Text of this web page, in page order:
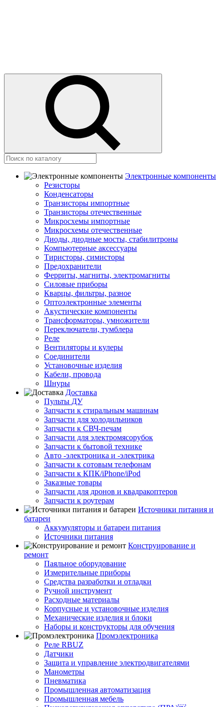
Электронные компоненты
Резисторы
Конденсаторы
Транзисторы импортные
Транзисторы отечественные
Микросхемы импортные
Микросхемы отечественные
Диоды, диодные мосты, стабилитроны
Компьютерные аксессуары
Тиристоры, симисторы
Предохранители
Ферриты, магниты, электромагниты
Силовые приборы
Кварцы, фильтры, разное
Оптоэлектронные элементы
Акустические компоненты
Трансформаторы, умножители
Переключатели, тумблера
Реле
Вентиляторы и кулеры
Соединители
Установочные изделия
Кабели, провода
Шнуры
Доставка
Пульты ДУ
Запчасти к стиральным машинам
Запчасти для холодильников
Запчасти к СВЧ-печам
Запчасти для электромясорубок
Запчасти к бытовой технике
Авто -электроника и -электрика
Запчасти к сотовым телефонам
Запчасти к КПК/iPhone/iPod
Заказные товары
Запчасти для дронов и квадракоптеров
Запчасти к роутерам
Источники питания и
батареи
Аккумуляторы и батареи питания
Источники питания
Конструирование и
ремонт
Паяльное оборудование
Измерительные приборы
Средства разработки и отладки
Ручной инструмент
Расходные материалы
Корпусные и установочные изделия
Механические изделия и блоки
Наборы и конструкторы для обучения
Промэлектроника
Реле RBUZ
Датчики
Защита и управление электродвигателями
Манометры
Пневматика
Промышленная автоматизация
Промышленная мебель